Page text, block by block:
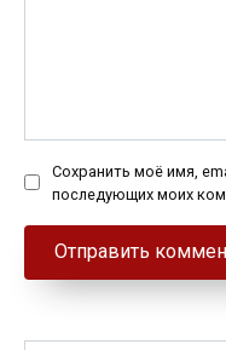
Сохранить моё имя,
последующих моих